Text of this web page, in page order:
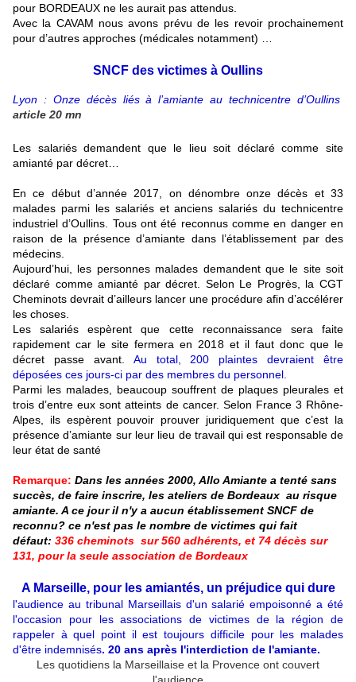
pour BORDEAUX ne les aurait pas attendus.
Avec la CAVAM nous avons prévu de les revoir prochainement
pour d’autres approches (médicales notamment) …
SNCF des victimes à Oullins
Lyon : Onze décès liés à l’amiante au technicentre d’Oullins
article 20 mn
Les salariés demandent que le lieu soit déclaré comme site
amianté par décret…
En ce début d’année 2017, on dénombre onze décès et 33
malades parmi les salariés et anciens salariés du technicentre
industriel d’Oullins. Tous ont été reconnus comme en danger en
raison de la présence d’amiante dans l’établissement par des
médecins.
Aujourd’hui, les personnes malades demandent que le site soit
déclaré comme amianté par décret. Selon Le Progrès, la CGT
Cheminots devrait d’ailleurs lancer une procédure afin d’accélérer
les choses.
Les salariés espèrent que cette reconnaissance sera faite
rapidement car le site fermera en 2018 et il faut donc que le
décret passe avant.
Au total, 200 plaintes devraient être
déposées ces jours-ci par des membres du personnel.
Parmi les malades, beaucoup souffrent de plaques pleurales et
trois d’entre eux sont atteints de cancer. Selon France 3 Rhône-
Alpes, ils espèrent pouvoir prouver juridiquement que c’est la
présence d’amiante sur leur lieu de travail qui est responsable de
leur état de santé
Remarque: Dans les années 2000, Allo Amiante a tenté sans
succès, de faire inscrire, les ateliers de Bordeaux au risque
amiante. A ce jour il n'y a aucun établissement SNCF de
reconnu? ce n'est pas le nombre de victimes qui fait
défaut: 336 cheminots sur 560 adhérents, et 74 décès sur
131, pour la seule association de Bordeaux
A Marseille, pour les amiantés, un préjudice qui dure
l'audience au tribunal Marseillais d'un salarié empoisonné a été
l'occasion pour les associations de victimes de la région de
rappeler à quel point il est toujours difficile pour les malades
d'être indemnisés. 20 ans après l'interdiction de l'amiante.
Les quotidiens la Marseillaise et la Provence ont couvert